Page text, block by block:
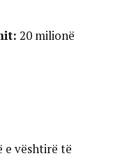
20 milionë
e vështirë të